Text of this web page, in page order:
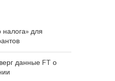
для
данные FT о